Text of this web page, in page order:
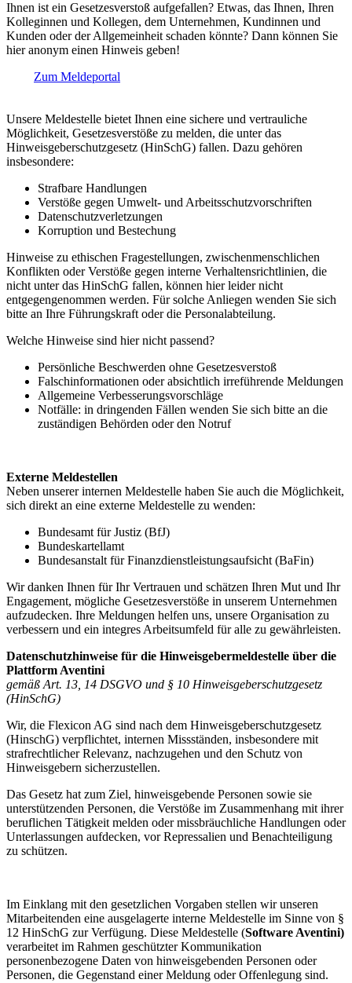
Ihnen ist ein Gesetzesverstoß aufgefallen? Etwas, das Ihnen, Ihren
Kolleginnen und Kollegen, dem Unternehmen, Kundinnen und
Kunden oder der Allgemeinheit schaden könnte? Dann können Sie
hier anonym einen Hinweis geben!
Zum Meldeportal
Unsere Meldestelle bietet Ihnen eine sichere und vertrauliche
Möglichkeit, Gesetzesverstöße zu melden, die unter das
Hinweisgeberschutzgesetz (HinSchG) fallen. Dazu gehören
insbesondere:
Strafbare Handlungen
Verstöße gegen Umwelt- und Arbeitsschutzvorschriften
Datenschutzverletzungen
Korruption und Bestechung
Hinweise zu ethischen Fragestellungen, zwischenmenschlichen
Konflikten oder Verstöße gegen interne Verhaltensrichtlinien, die
nicht unter das HinSchG fallen, können hier leider nicht
entgegengenommen werden. Für solche Anliegen wenden Sie sich
bitte an Ihre Führungskraft oder die Personalabteilung.
Welche Hinweise sind hier nicht passend?
Persönliche Beschwerden ohne Gesetzesverstoß
Falschinformationen oder absichtlich irreführende Meldungen
Allgemeine Verbesserungsvorschläge
Notfälle: in dringenden Fällen wenden Sie sich bitte an die
zuständigen Behörden oder den Notruf
Externe Meldestellen
Neben unserer internen Meldestelle haben Sie auch die Möglichkeit,
sich direkt an eine externe Meldestelle zu wenden:
Bundesamt für Justiz (BfJ)
Bundeskartellamt
Bundesanstalt für Finanzdienstleistungsaufsicht (BaFin)
Wir danken Ihnen für Ihr Vertrauen und schätzen Ihren Mut und Ihr
Engagement, mögliche Gesetzesverstöße in unserem Unternehmen
aufzudecken. Ihre Meldungen helfen uns, unsere Organisation zu
verbessern und ein integres Arbeitsumfeld für alle zu gewährleisten.
Datenschutzhinweise für die Hinweisgebermeldestelle über die
Plattform Aventini
gemäß Art. 13, 14 DSGVO und § 10 Hinweisgeberschutzgesetz
(HinSchG)
Wir, die Flexicon AG sind nach dem Hinweisgeberschutzgesetz
(HinschG) verpflichtet, internen Missständen, insbesondere mit
strafrechtlicher Relevanz, nachzugehen und den Schutz von
Hinweisgebern sicherzustellen.
Das Gesetz hat zum Ziel, hinweisgebende Personen sowie sie
unterstützenden Personen, die Verstöße im Zusammenhang mit ihrer
beruflichen Tätigkeit melden oder missbräuchliche Handlungen oder
Unterlassungen aufdecken, vor Repressalien und Benachteiligung
zu schützen.
Im Einklang mit den gesetzlichen Vorgaben stellen wir unseren
Mitarbeitenden eine ausgelagerte interne Meldestelle im Sinne von §
12 HinSchG zur Verfügung. Diese Meldestelle (Software Aventini)
verarbeitet im Rahmen geschützter Kommunikation
personenbezogene Daten von hinweisgebenden Personen oder
Personen, die Gegenstand einer Meldung oder Offenlegung sind.